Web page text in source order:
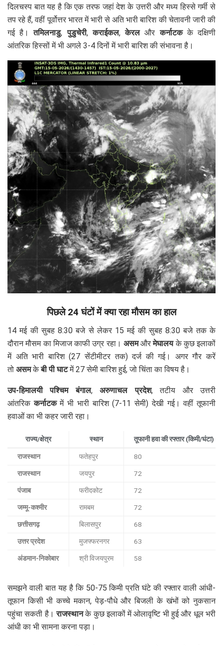
दिलचस्प बात यह है कि एक तरफ जहां देश के उत्तरी और मध्य हिस्से गर्मी से
तप रहे हैं, वहीं पूर्वोत्तर भारत में भारी से अति भारी बारिश की चेतावनी जारी की
गई है।तमिलनाडु,पुडुचेरी,कराईकल,केरलऔरकर्नाटकके दक्षिणी
आंतरिक हिस्सों में भी अगले 3-4 दिनों में भारी बारिश की संभावना है।
पिछले 24 घंटों में क्या रहा मौसम का हाल
14 मई की सुबह 8:30 बजे से लेकर 15 मई की सुबह 8:30 बजे तक के
दौरान मौसम का मिजाज काफी उग्र रहा। असमऔरमेघालयके कुछ इलाकों
में अति भारी बारिश (27 सेंटीमीटर तक) दर्ज की गई। अगर गौर करें
तो असमकेबी पी घाटमें 27 सेमी बारिश हुई, जो चिंता का विषय है।
उप-हिमालयी पश्चिम बंगाल,अरुणाचल प्रदेश, तटीय और उत्तरी
आंतरिककर्नाटकमें भी भारी बारिश (7-11 सेमी) देखी गई। वहीं तूफानी
हवाओं का भी कहर जारी रहा।
राज्य/क्षेत्र स्थान तूफानी हवा की रफ्तार (किमी/घंटा)
राजस्थान फतेहपुर 80
राजस्थान जयपुर 72
पंजाब फरीदकोट 72
जम्मू-कश्मीर रामबम 72
छत्तीसगढ़ बिलासपुर 68
उत्तर प्रदेश मुजफ्फरनगर 63
अंडमान-निकोबार श्री विजयपुरम 58
समझने वाली बात यह है कि 50-75 किमी प्रति घंटे की रफ्तार वाली आंधी-
तूफान किसी भी कच्चे मकान, पेड़-पौधे और बिजली के खंभों को नुकसान
पहुंचा सकती है।राजस्थानके कुछ इलाकों में ओलावृष्टि भी हुई और धूल भरी
आंधी का भी सामना करना पड़ा।